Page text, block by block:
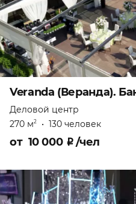
Veranda (Веранда).
Деловой центр
270 м2 • 130 человек
от 10 000 ₽/чел